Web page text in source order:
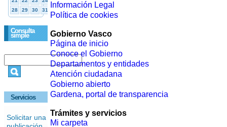
Consulta
simple
Servicios
Solicitar una
Información Legal
Política de cookies
Gobierno Vasco
Página de inicio
Conoce el Gobierno
Departamentos y entidades
Atención ciudadana
Gobierno abierto
Gardena, portal de transparencia
Trámites y servicios
Mi carpeta